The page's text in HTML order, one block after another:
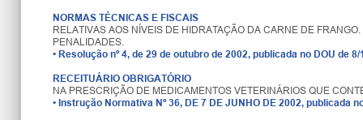
NORMAS TÉCNICAS E FISCAIS
RELATIVAS AOS NÍVEIS DE HIDRATAÇÃO DA CARNE DE
PENALIDADES.
• Resolução nº 4, de 29 de outubro de 2002, publicada no DOU de 8/
RECEITUÁRIO OBRIGATÓRIO
NA PRESCRIÇÃO DE MEDICAMENTOS VETERINÁRIOS QUE
• Instrução Normativa Nº 36, DE 7 DE JUNHO DE 2002, publicada